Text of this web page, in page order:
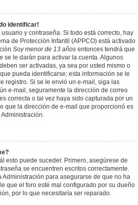
identificar!
y contraseña. Si todo está correcto, hay
de Protección Infantil (APPCO) está activado
Soy menor de 13 años entonces tendrá que
se le darán para activar la cuenta. Algunos
ser activadas, ya sea por usted mismo o
pueda identificarse; esta información se le
registro. Si se le envió un e-mail, siga las
e-mail, seguramente la dirección de correo
correcta o tal vez haya sido capturada por un
que la dirección de e-mail que proporcionó es
esto puede suceder. Primero, asegúrese de
se encuentren escritos correctamente.
Administración para asegurarse de que no ha
que el foro esté mal configurado por su dueño
por lo que necesitaría ser reparado.